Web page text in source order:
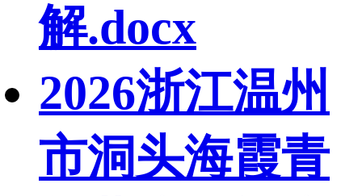
解.docx
2026浙江温州
市洞头海霞青